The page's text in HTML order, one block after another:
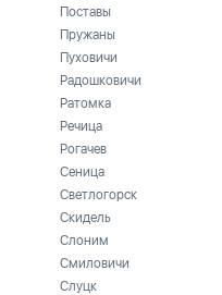
Поставы
Пружаны
Пуховичи
Радошковичи
Ратомка
Речица
Рогачев
Сеница
Светлогорск
Скидель
Слоним
Смиловичи
Слуцк